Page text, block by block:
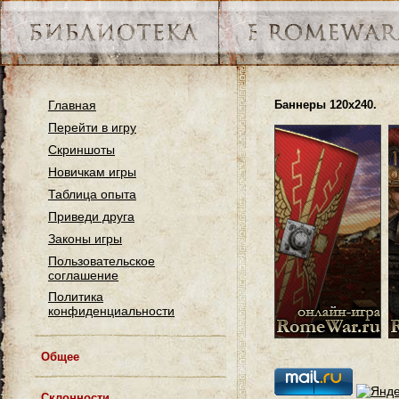
Главная
Перейти в игру
Скриншоты
Новичкам игры
Таблица опыта
Приведи друга
Законы игры
Пользовательское
соглашение
Политика
конфиденциальности
Общее
Расы в игре
Смена расы
Баннеры 120х240.